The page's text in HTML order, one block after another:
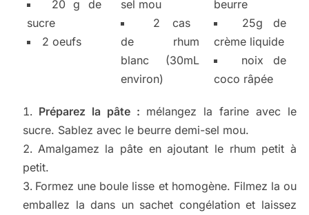
20 g de
sucre
2 oeufs
sel mou
2 cas
de rhum
blanc (30mL
environ)
beurre
25g de
crème liquide
noix de
coco râpée
Préparez la pâte : mélangez la farine avec le
sucre. Sablez avec le beurre demi-sel mou.
Amalgamez la pâte en ajoutant le rhum petit à
petit.
Formez une boule lisse et homogène. Filmez la ou
emballez la dans un sachet congélation et laissez